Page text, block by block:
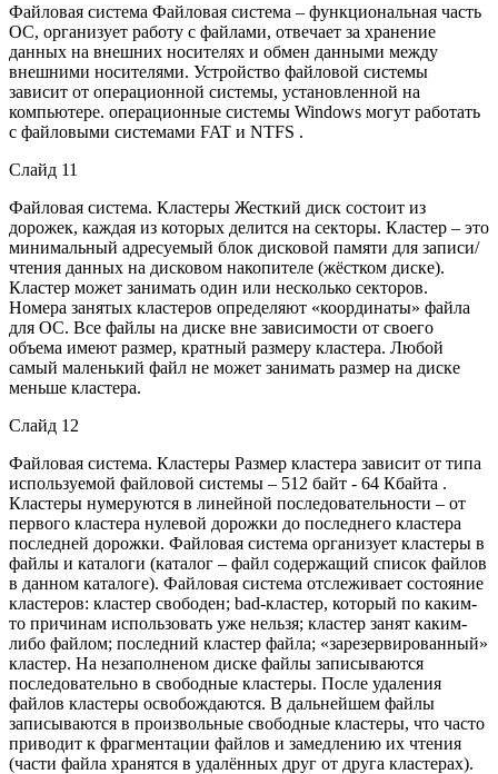
Файловая система Файловая система – функциональная часть
ОС, организует работу с файлами, отвечает за хранение
данных на внешних носителях и обмен данными между
внешними носителями. Устройство файловой системы
зависит от операционной системы, установленной на
компьютере. операционные системы Windows могут работать
с файловыми системами FAT и NTFS .
Слайд 11
Файловая система. Кластеры Жесткий диск состоит из
дорожек, каждая из которых делится на секторы. Кластер – это
минимальный адресуемый блок дисковой памяти для записи/
чтения данных на дисковом накопителе (жёстком диске).
Кластер может занимать один или несколько секторов.
Номера занятых кластеров определяют «координаты» файла
для ОС. Все файлы на диске вне зависимости от своего
объема имеют размер, кратный размеру кластера. Любой
самый маленький файл не может занимать размер на диске
меньше кластера.
Слайд 12
Файловая система. Кластеры Размер кластера зависит от типа
используемой файловой системы – 512 байт - 64 Кбайта .
Кластеры нумеруются в линейной последовательности – от
первого кластера нулевой дорожки до последнего кластера
последней дорожки. Файловая система организует кластеры в
файлы и каталоги (каталог – файл содержащий список файлов
в данном каталоге). Файловая система отслеживает состояние
кластеров: кластер свободен; bad-кластер, который по каким-
то причинам использовать уже нельзя; кластер занят каким-
либо файлом; последний кластер файла; «зарезервированный»
кластер. На незаполненом диске файлы записываются
последовательно в свободные кластеры. После удаления
файлов кластеры освобождаются. В дальнейшем файлы
записываются в произвольные свободные кластеры, что часто
приводит к фрагментации файлов и замедлению их чтения
(части файла хранятся в удалённых друг от друга кластерах).